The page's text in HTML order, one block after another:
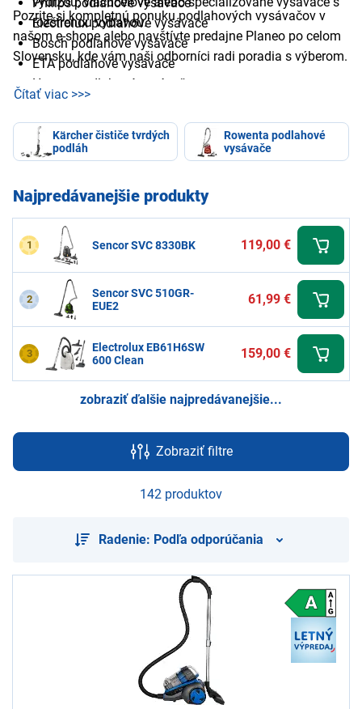
rozšírenou výbavou.
Electrolux podlahové vysávače
Bosch podlahové vysávače
ETA podlahové vysávače
Hoover podlahové vysávače
Cecotec podlahové vysávače
Dyson podlahové vysávače
Miele podlahové vysávače
Tesla podlahové vysávače
Pozrite si kompletnú ponuku podlahových vysávačov v
našom e-shope alebo navštívte predajne Planeo po celom
Slovensku, kde vám naši odborníci radi poradia s výberom.
Čítať viac >>>
Kärcher čističe tvrdých
podláh
Rowenta podlahové
vysávače
Najpredávanejšie produkty
1 Sencor SVC 8330BK 119,00 €
2
Sencor SVC 510GR-
EUE2
61,99 €
3
Electrolux EB61H6SW
600 Clean
159,00 €
zobraziť ďalšie najpredávanejšie...
Zobraziť filtre
142 produktov
Radenie: Podľa odporúčania